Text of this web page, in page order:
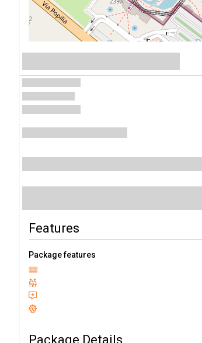
Features
Package features
Package Details